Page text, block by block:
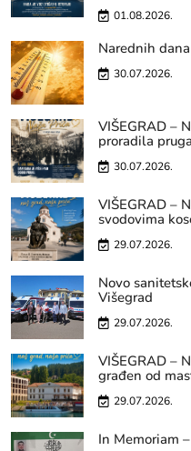
01.08.2026.
Narednih
30.07.2026.
VIŠEGRAD –
proradila
30.07.2026.
VIŠEGRAD –
svodovima
29.07.2026.
Novo
Višegrad
29.07.2026.
VIŠEGRAD –
građen od
29.07.2026.
In Memoriam